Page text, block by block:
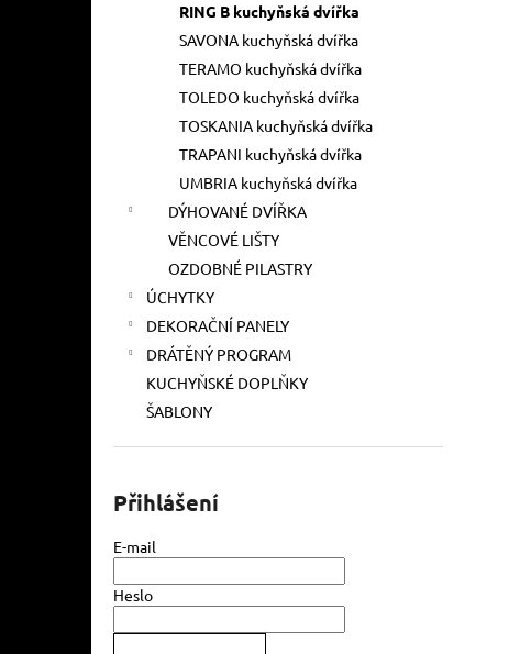
RING B kuchyňská dvířka
SAVONA kuchyňská dvířka
TERAMO kuchyňská dvířka
TOLEDO kuchyňská dvířka
TOSKANIA kuchyňská dvířka
TRAPANI kuchyňská dvířka
UMBRIA kuchyňská dvířka
DÝHOVANÉ DVÍŘKA
VĚNCOVÉ LIŠTY
OZDOBNÉ PILASTRY
ÚCHYTKY
DEKORAČNÍ PANELY
DRÁTĚNÝ PROGRAM
KUCHYŇSKÉ DOPLŇKY
ŠABLONY
Přihlášení
E-mail
Heslo